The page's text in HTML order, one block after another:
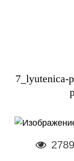
7_lyutenica-
2789